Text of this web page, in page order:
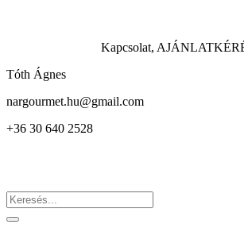
Kapcsolat,
Tóth Ágnes
nargourmet.hu@gmail.com
+36 30 640 2528